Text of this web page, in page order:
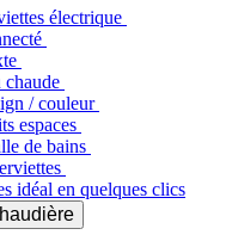
électrique
chaude
/ couleur
espaces
de bains
idéal en quelques clics